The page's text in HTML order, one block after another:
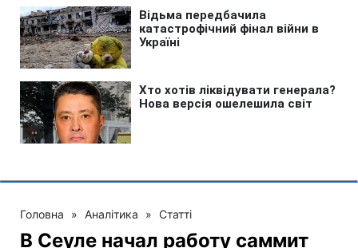
Головна » Аналітика » Статті
В Сеуле начал работу саммит